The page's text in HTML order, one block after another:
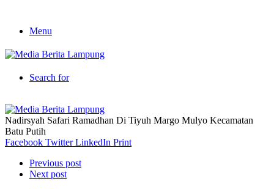
Menu
Search for
Nadirsyah Safari Ramadhan Di Tiyuh Margo Mulyo Kecamatan
Batu Putih
Facebook Twitter LinkedIn Print
Previous post
Next post